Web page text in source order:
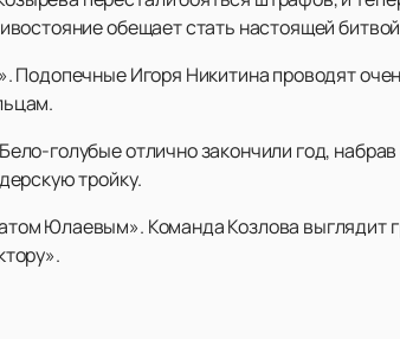
обещает стать настоящей
Подопечные Игоря Никитина проводят
голубые отлично закончили год,
тройку.
Юлаевым». Команда Козлова выглядит